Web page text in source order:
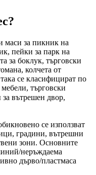
маси за пикник на
пейки за парк на
за боклук, търговски
колчета от
се класифицират по
търговски
за вътрешен двор,
се използват
градини, вътрешни
зони. Основните
неръждаема
дърво/пластмаса